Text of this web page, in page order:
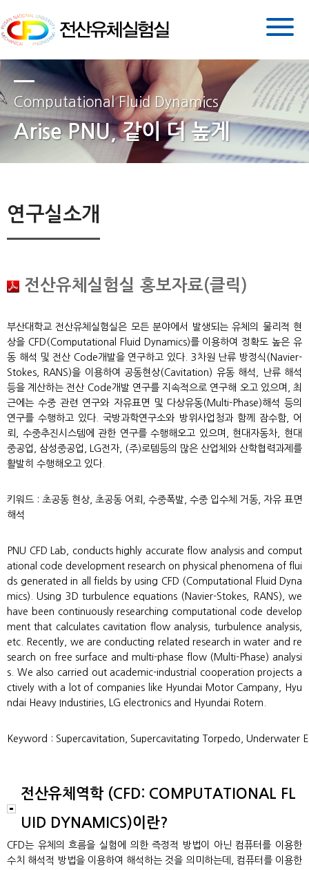
Computational Fluid Dynamics
Arise PNU, 같이 더 높게
연구실소개
전산유체실험실 홍보자료(클릭)
부산대학교 전산유체실험실은 모든 분야에서 발생되는 유체의 물리적 현
상을 CFD(Computational Fluid Dynamics)를 이용하여 정확도 높은 유
동 해석 및 전산 Code개발을 연구하고 있다. 3차원 난류 방정식(Navier-
Stokes, RANS)을 이용하여 공동현상(Cavitation) 유동 해석, 난류 해석
등을 계산하는 전산 Code개발 연구를 지속적으로 연구해 오고 있으며, 최
근에는 수중 관련 연구와 자유표면 및 다상유동(Multi-Phase)해석 등의
연구를 수행하고 있다. 국방과학연구소와 방위사업청과 함께 잠수함, 어
뢰, 수중추진시스템에 관한 연구를 수행해오고 있으며, 현대자동차, 현대
중공업, 삼성중공업, LG전자, (주)로템등의 많은 산업체와 산학협력과제를
활발히 수행해오고 있다.
키워드 : 초공동 현상, 초공동 어뢰, 수중폭발, 수중 입수체 거동, 자유 표면
해석
PNU CFD Lab, conducts highly accurate flow analysis and comput
ational code development research on physical phenomena of flui
ds generated in all fields by using CFD (Computational Fluid Dyna
mics). Using 3D turbulence equations (Navier-Stokes, RANS), we
have been continuously researching computational code develop
ment that calculates cavitation flow analysis, turbulence analysis,
etc. Recently, we are conducting related research in water and re
search on free surface and multi-phase flow (Multi-Phase) analysi
s. We also carried out academic-industrial cooperation projects a
ctively with a lot of companies like Hyundai Motor Campany, Hyu
ndai Heavy Industiries, LG electronics and Hyundai Rotem.
Keyword : Supercavitation, Supercavitating Torpedo, Underwater
전산유체역학 (CFD: COMPUTATIONAL FL
UID DYNAMICS)이란?
CFD는 유체의 흐름을 실험에 의한 즉정적 방법이 아닌 컴퓨터를 이용한
수치 해석적 방법을 이용하여 해석하는 것을 의미하는데, 컴퓨터를 이용한